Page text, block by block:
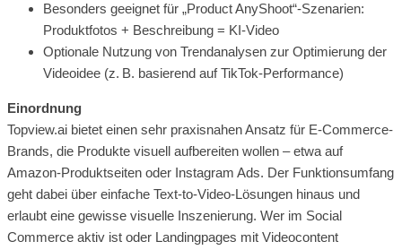
Besonders geeignet für „Product AnyShoot“-Szenarien:
Produktfotos + Beschreibung = KI-Video
Optionale Nutzung von Trendanalysen zur Optimierung der
Videoidee (z. B. basierend auf TikTok-Performance)
Einordnung
Topview.ai bietet einen sehr praxisnahen Ansatz für E-Commerce-
Brands, die Produkte visuell aufbereiten wollen – etwa auf
Amazon-Produktseiten oder Instagram Ads. Der Funktionsumfang
geht dabei über einfache Text-to-Video-Lösungen hinaus und
erlaubt eine gewisse visuelle Inszenierung. Wer im Social
Commerce aktiv ist oder Landingpages mit Videocontent